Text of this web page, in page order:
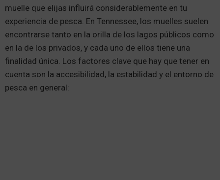
muelle que elijas influirá considerablemente en tu
experiencia de pesca. En Tennessee, los muelles suelen
encontrarse tanto en la orilla de los lagos públicos como
en la de los privados, y cada uno de ellos tiene una
finalidad única. Los factores clave que hay que tener en
cuenta son la accesibilidad, la estabilidad y el entorno de
pesca en general: